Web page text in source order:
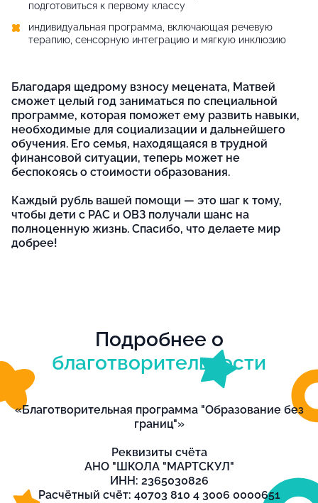
подготовиться к первому классу
индивидуальная программа, включающая речевую
терапию, сенсорную интеграцию и мягкую инклюзию
Благодаря щедрому взносу мецената, Матвей
сможет целый год заниматься по специальной
программе, которая поможет ему развить навыки,
необходимые для социализации и дальнейшего
обучения. Его семья, находящаяся в трудной
финансовой ситуации, теперь может не
беспокоясь о стоимости образования.
Каждый рубль вашей помощи — это шаг к тому,
чтобы дети с РАС и ОВЗ получали шанс на
полноценную жизнь. Спасибо, что делаете мир
добрее!
Подробнее о
благотворительности
«Благотворительная программа "Образование без
границ"»
Реквизиты счёта
АНО "ШКОЛА "МАРТСКУЛ"
ИНН: 2365030826
Расчётный счёт: 40703 810 4 3006 0000651